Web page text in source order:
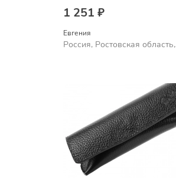
1 251 ₽
Евгения
Россия, Ростовская область,